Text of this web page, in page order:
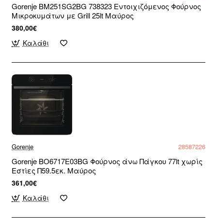
Gorenje BM251SG2BG 738323 Εντοιχιζόμενος Φούρνος
Μικροκυμάτων με Grill 25lt Μαύρος
380,00€
Καλάθι
Gorenje 28587226
Gorenje BO6717E03BG Φούρνος άνω Πάγκου 77lt χωρίς
Εστίες Π59.5εκ. Μαύρος
361,00€
Καλάθι